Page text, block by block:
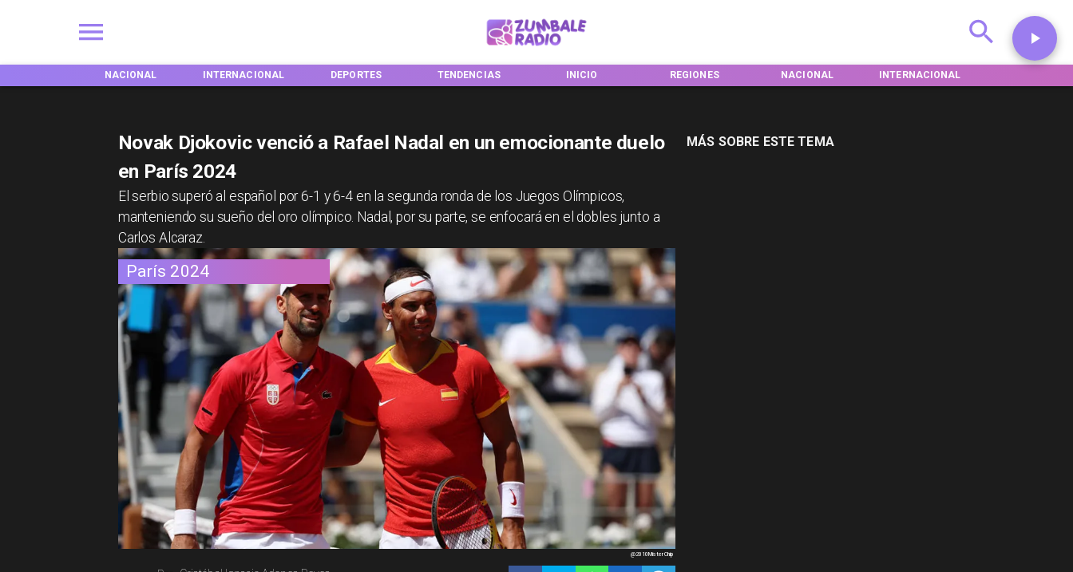
INTERNACIONAL DEPORTES TENDENCIAS INICIO REGIONES NACIONAL INTERNACIONAL DEPORTES
París 2024
@2010MisterChip
MÁS SOBRE ESTE TEMA
Novak Djokovic venció a Rafael Nadal en un emocionante duelo
en París 2024
El serbio superó al español por 6-1 y 6-4 en la segunda ronda de los Juegos Olímpicos,
manteniendo su sueño del oro olímpico. Nadal, por su parte, se enfocará en el dobles junto a
Carlos Alcaraz.